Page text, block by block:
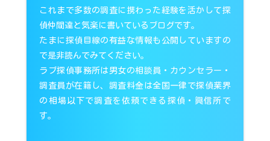
これまで多数の調査に携わった経験を活かして探
偵仲間達と気楽に書いているブログです。
たまに探偵目線の有益な情報も公開していますの
で是非読んでみてください。
ラブ探偵事務所は男女の相談員・カウンセラー・
調査員が在籍し、調査料金は全国一律で探偵業界
の相場以下で調査を依頼できる探偵・興信所で
す。